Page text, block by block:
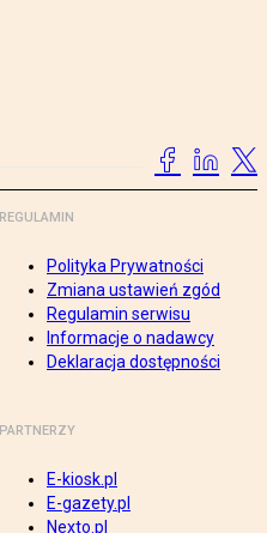
REGULAMIN
Polityka Prywatności
Zmiana ustawień zgód
Regulamin serwisu
Informacje o nadawcy
Deklaracja dostępności
PARTNERZY
E-kiosk.pl
E-gazety.pl
Nexto.pl